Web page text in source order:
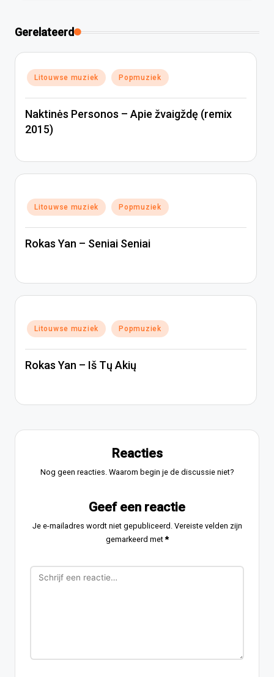
Gerelateerd
Geplaatst
in
Litouwse muziek Popmuziek
Naktinės Personos – Apie žvaigždę (remix
2015)
Geplaatst
in
Litouwse muziek Popmuziek
Rokas Yan – Seniai Seniai
Geplaatst
in
Litouwse muziek Popmuziek
Rokas Yan – Iš Tų Akių
Reacties
Nog geen reacties. Waarom begin je de discussie niet?
Geef een reactie
Je e-mailadres wordt niet gepubliceerd. Vereiste velden zijn
gemarkeerd met*